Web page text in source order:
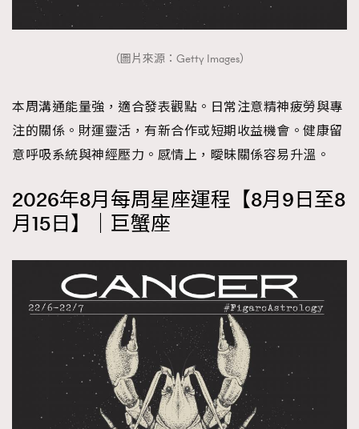
（圖片來源：Getty Images）
本周溝通能量強，適合發表觀點。日常注意精神疲勞與專
注的關係。財運靈活，有新合作或短期收益機會。健康留
意呼吸系統與神經壓力。感情上，曖昧關係容易升溫。
2026年8月每周星座運程【8月9日至8
月15日】｜巨蟹座